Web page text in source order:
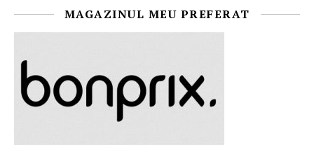
MAGAZINUL MEU PREFERAT